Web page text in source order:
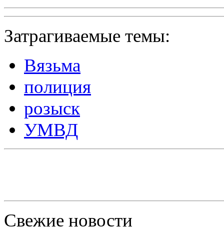
Затрагиваемые темы:
Вязьма
полиция
розыск
УМВД
Свежие новости